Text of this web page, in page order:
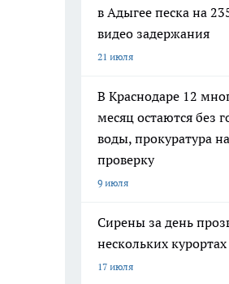
в Адыгее песка на
видео задержания
21 июля
В Краснодаре 12
месяц остаются без
воды, прокуратура
проверку
9 июля
Сирены за день
нескольких
17 июля